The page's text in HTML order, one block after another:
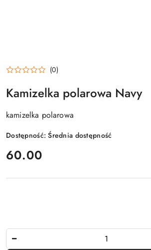
(0)
Kamizelka polarowa Navy
kamizelka polarowa
Dostępność:Średnia dostępność
cena:
60.00